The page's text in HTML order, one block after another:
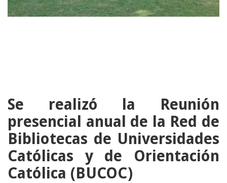
Se realizó la Reunión
presencial anual de la Red de
Bibliotecas de Universidades
Católicas y de Orientación
Católica (BUCOC)